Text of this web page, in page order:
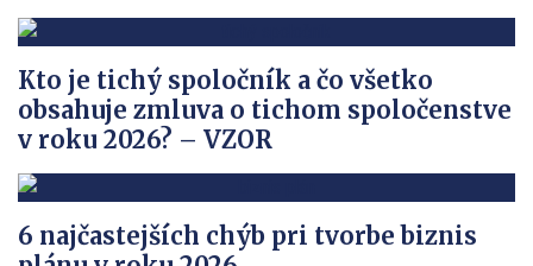
Kto je tichý spoločník a čo všetko
obsahuje zmluva o tichom spoločenstve
v roku 2026? – VZOR
6 najčastejších chýb pri tvorbe biznis